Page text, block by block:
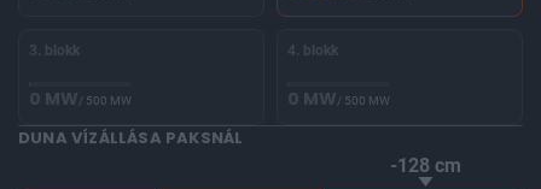
3. blokk
0 MW/ 500 MW
4. blokk
0 MW/ 500 MW
DUNA VÍZÁLLÁSA PAKSNÁL
-128 cm